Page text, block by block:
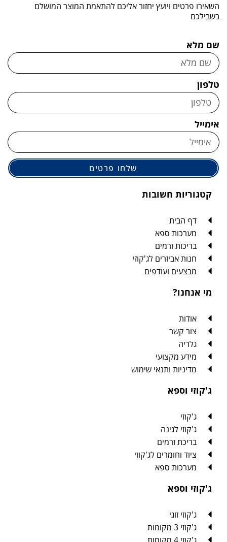
השאירו פרטים ויועץ יחזור אליכם להתאמת המוצר המושלם
בשבילכם
שם מלא
טלפון
אימייל
שלחו פרטים
קטגוריות חשובות
דף הבית
מערכות ספא
בריכות זרמים
חנות אביזרים לג'קוזי
מבצעים ועודפים
מי אנחנו?
אודות
צור קשר
גלריה
מידע מקצועי
מדיניות ותנאי שימוש
ג'קוזי וספא
ג'קוזי
ג'קוזי לגינה
בריכת זרמים
ציוד וחומרים לג'קוזי
מערכות ספא
ג'קוזי וספא
ג'קוזי זוגי
ג'קוזי 3 מקומות